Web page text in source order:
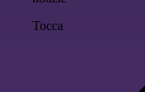
Tocca